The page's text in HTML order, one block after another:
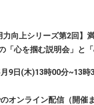
向上シリーズ第2回】
む説明会」と「心が
9日(木)13時00分~13時
ンライン配信（開催